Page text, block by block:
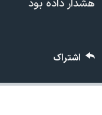
اعتراضات مردمی آبان ۹۸
اسرائیل در جنگ
هشدار داده بود
اشتراک